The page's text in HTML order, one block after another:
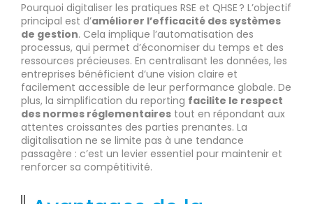
Pourquoi digitaliser les pratiques RSE et QHSE ? L’objectif
principal est d’améliorer l’efficacité des systèmes
de gestion. Cela implique l’automatisation des
processus, qui permet d’économiser du temps et des
ressources précieuses. En centralisant les données, les
entreprises bénéficient d’une vision claire et
facilement accessible de leur performance globale. De
plus, la simplification du reporting facilite le respect
des normes réglementaires tout en répondant aux
attentes croissantes des parties prenantes. La
digitalisation ne se limite pas à une tendance
passagère : c’est un levier essentiel pour maintenir et
renforcer sa compétitivité.